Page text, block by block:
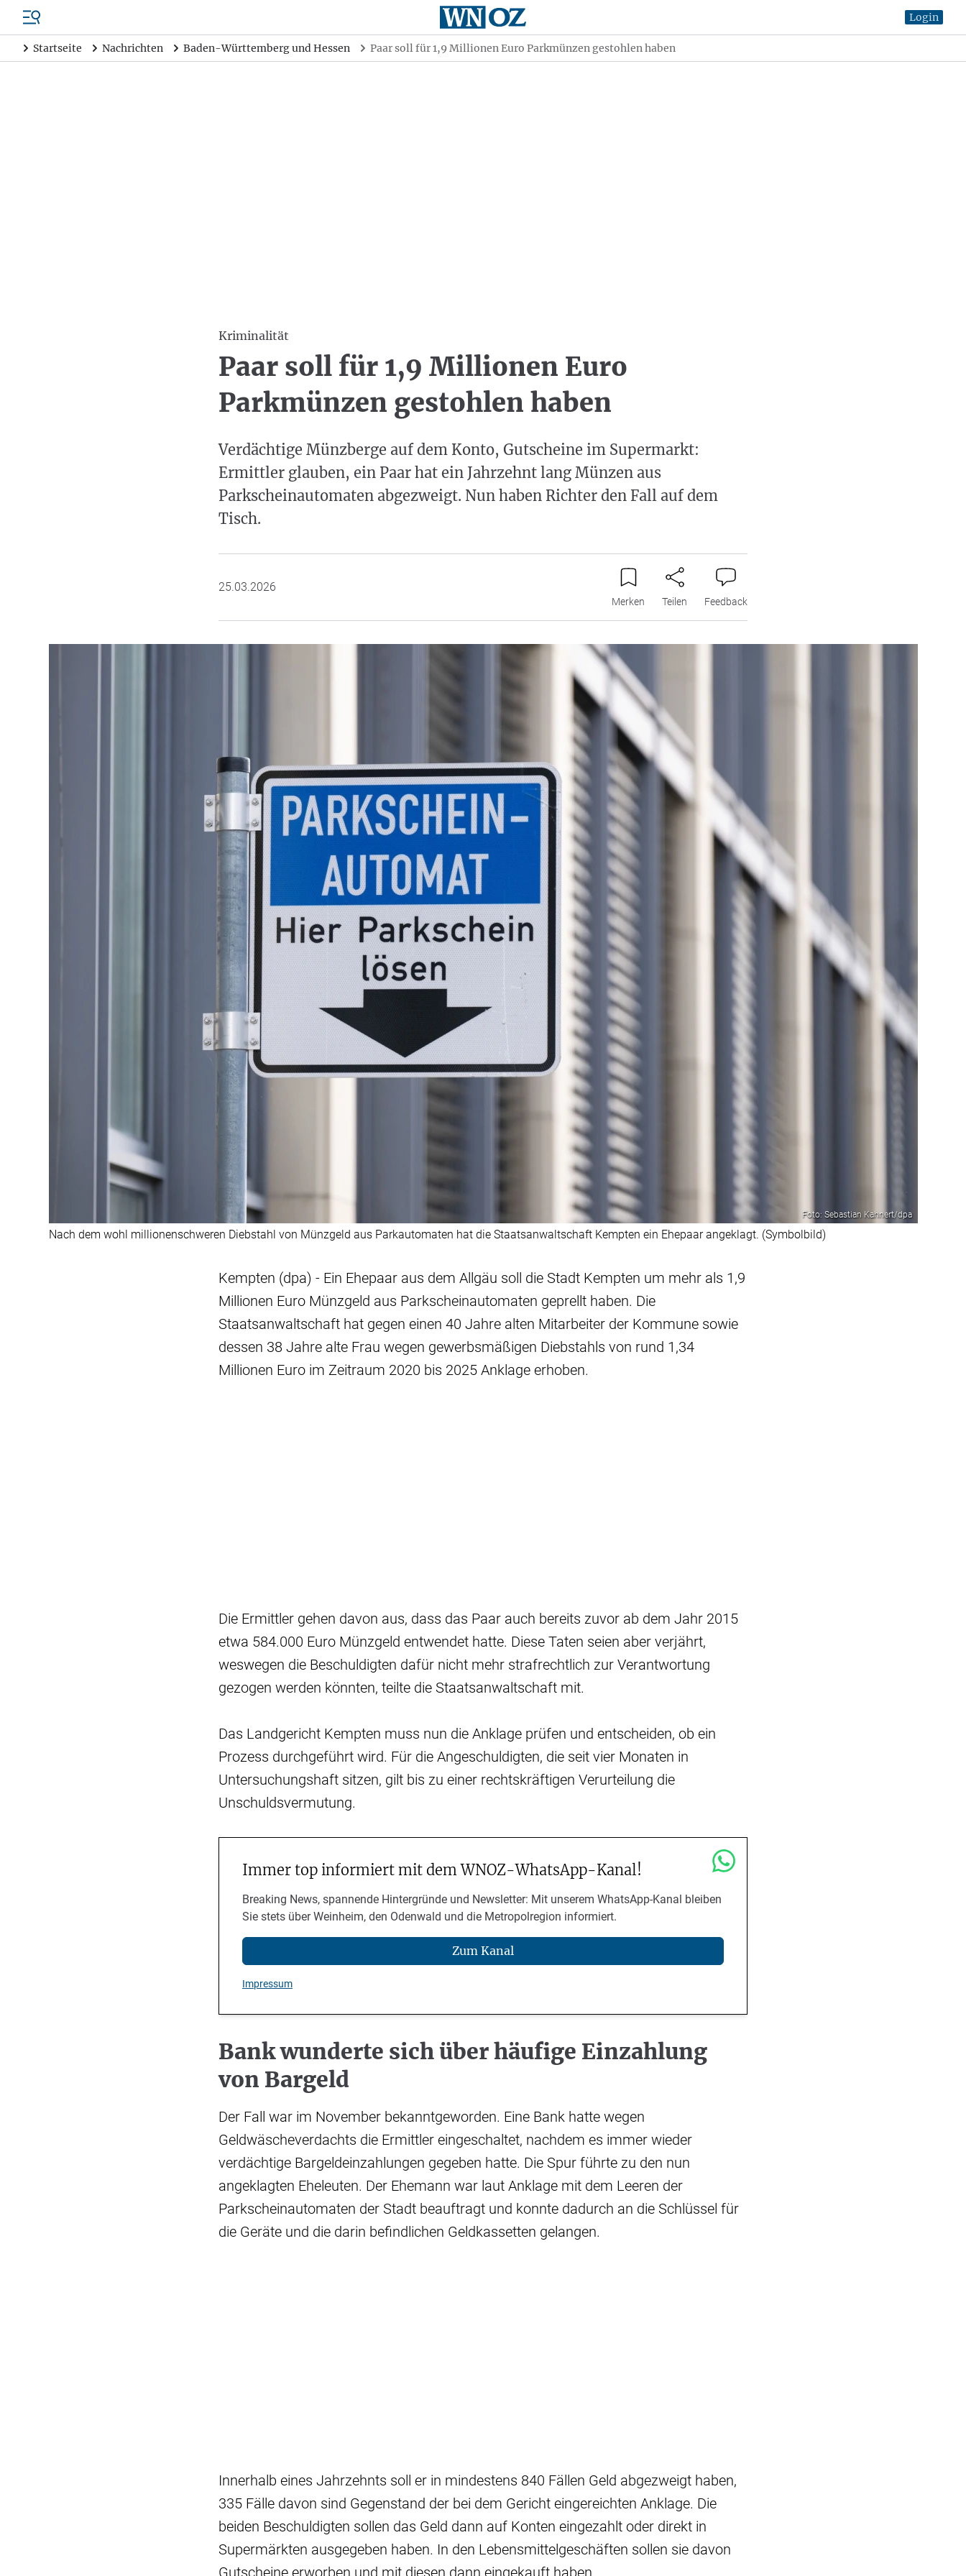
Login
Startseite Nachrichten Baden-Württemberg und Hessen Paar soll für 1,9 Millionen Euro Parkmünzen gestohlen haben
Kriminalität
Paar soll für 1,9 Millionen Euro
Parkmünzen gestohlen haben
Verdächtige Münzberge auf dem Konto, Gutscheine im Supermarkt:
Ermittler glauben, ein Paar hat ein Jahrzehnt lang Münzen aus
Parkscheinautomaten abgezweigt. Nun haben Richter den Fall auf dem
Tisch.
25.03.2026
Merken Teilen Feedback
Foto: Sebastian Kahnert/dpa
Nach dem wohl millionenschweren Diebstahl von Münzgeld aus Parkautomaten hat die Staatsanwaltschaft Kempten ein Ehepaar angeklagt. (Symbolbild)
Kempten (dpa) - Ein Ehepaar aus dem Allgäu soll die Stadt Kempten um mehr als 1,9
Millionen Euro Münzgeld aus Parkscheinautomaten geprellt haben. Die
Staatsanwaltschaft hat gegen einen 40 Jahre alten Mitarbeiter der Kommune sowie
dessen 38 Jahre alte Frau wegen gewerbsmäßigen Diebstahls von rund 1,34
Millionen Euro im Zeitraum 2020 bis 2025 Anklage erhoben.
Die Ermittler gehen davon aus, dass das Paar auch bereits zuvor ab dem Jahr 2015
etwa 584.000 Euro Münzgeld entwendet hatte. Diese Taten seien aber verjährt,
weswegen die Beschuldigten dafür nicht mehr strafrechtlich zur Verantwortung
gezogen werden könnten, teilte die Staatsanwaltschaft mit.
Das Landgericht Kempten muss nun die Anklage prüfen und entscheiden, ob ein
Prozess durchgeführt wird. Für die Angeschuldigten, die seit vier Monaten in
Untersuchungshaft sitzen, gilt bis zu einer rechtskräftigen Verurteilung die
Unschuldsvermutung.
Immer top informiert mit dem WNOZ-WhatsApp-Kanal!
Breaking News, spannende Hintergründe und Newsletter: Mit unserem WhatsApp-Kanal bleiben
Sie stets über Weinheim, den Odenwald und die Metropolregion informiert.
Zum Kanal
Impressum
Bank wunderte sich über häufige Einzahlung
von Bargeld
Der Fall war im November bekanntgeworden. Eine Bank hatte wegen
Geldwäscheverdachts die Ermittler eingeschaltet, nachdem es immer wieder
verdächtige Bargeldeinzahlungen gegeben hatte. Die Spur führte zu den nun
angeklagten Eheleuten. Der Ehemann war laut Anklage mit dem Leeren der
Parkscheinautomaten der Stadt beauftragt und konnte dadurch an die Schlüssel für
die Geräte und die darin befindlichen Geldkassetten gelangen.
Innerhalb eines Jahrzehnts soll er in mindestens 840 Fällen Geld abgezweigt haben,
335 Fälle davon sind Gegenstand der bei dem Gericht eingereichten Anklage. Die
beiden Beschuldigten sollen das Geld dann auf Konten eingezahlt oder direkt in
Supermärkten ausgegeben haben. In den Lebensmittelgeschäften sollen sie davon
Gutscheine erworben und mit diesen dann eingekauft haben.